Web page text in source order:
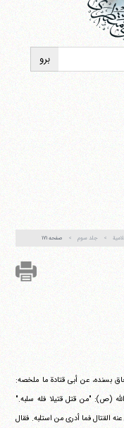
جلد سوم صفحه ۱۷۱
بسنده، عن أبی قتادة ما ملخصه:
(ص): "من قتل قتیلا فله سلبه."
القتال فما أدری من استلبه. فقال